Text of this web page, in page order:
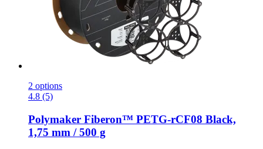
2 options
4.8 (5)
Polymaker Fiberon™ PETG-​rCF08 Black,
1,75 mm / 500 g